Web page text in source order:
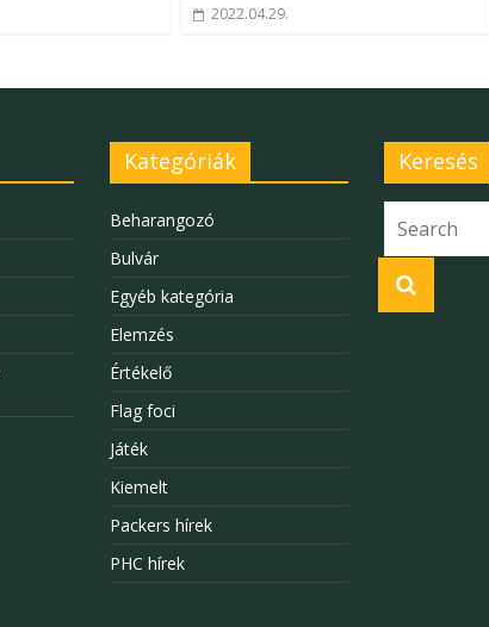
2022.04.29.
Kategóriák
Beharangozó
Bulvár
Egyéb kategória
Elemzés
Értékelő
Flag foci
Játék
Kiemelt
Packers hírek
PHC hírek
Keresés